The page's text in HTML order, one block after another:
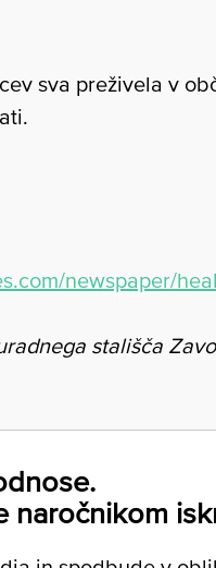
sva preživela v
newspaper/
stališča
naročnikom